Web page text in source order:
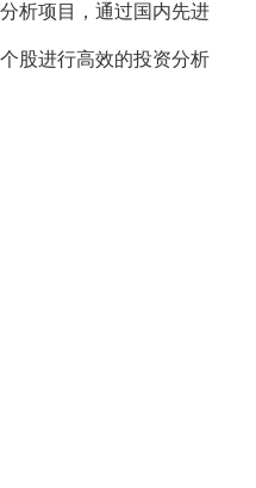
析项目，通过国内先进
股进行高效的投资分析